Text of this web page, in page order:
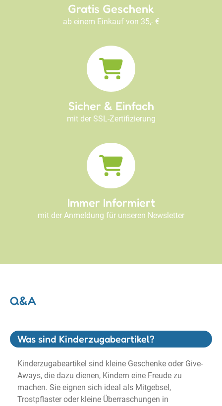
Gratis Geschenk
ab einem Einkauf von 35,- €
Sicher & Einfach
mit der SSL-Zertifizierung
Immer Informiert
mit der Anmeldung für unseren Newsletter
Q&A
Was sind Kinderzugabeartikel?
Kinderzugabeartikel sind kleine Geschenke oder Give-
Aways, die dazu dienen, Kindern eine Freude zu
machen. Sie eignen sich ideal als Mitgebsel,
Trostpflaster oder kleine Überraschungen in